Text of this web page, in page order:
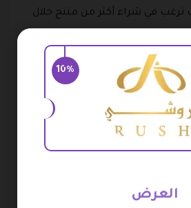
ترغب في شراء أكثر من منتج خلال
انتقل إلى صفحة سلة
المنتجات المختارة.
والمنتجات الموجودة داخل
لإدخال كود خصم متجر
صحيح ثم اضغط على زر
10%
العرض